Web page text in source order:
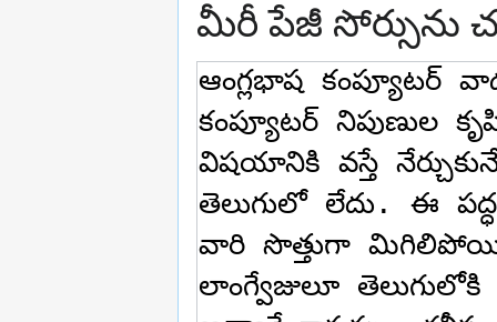
మీరీ పేజీ సోర్సును